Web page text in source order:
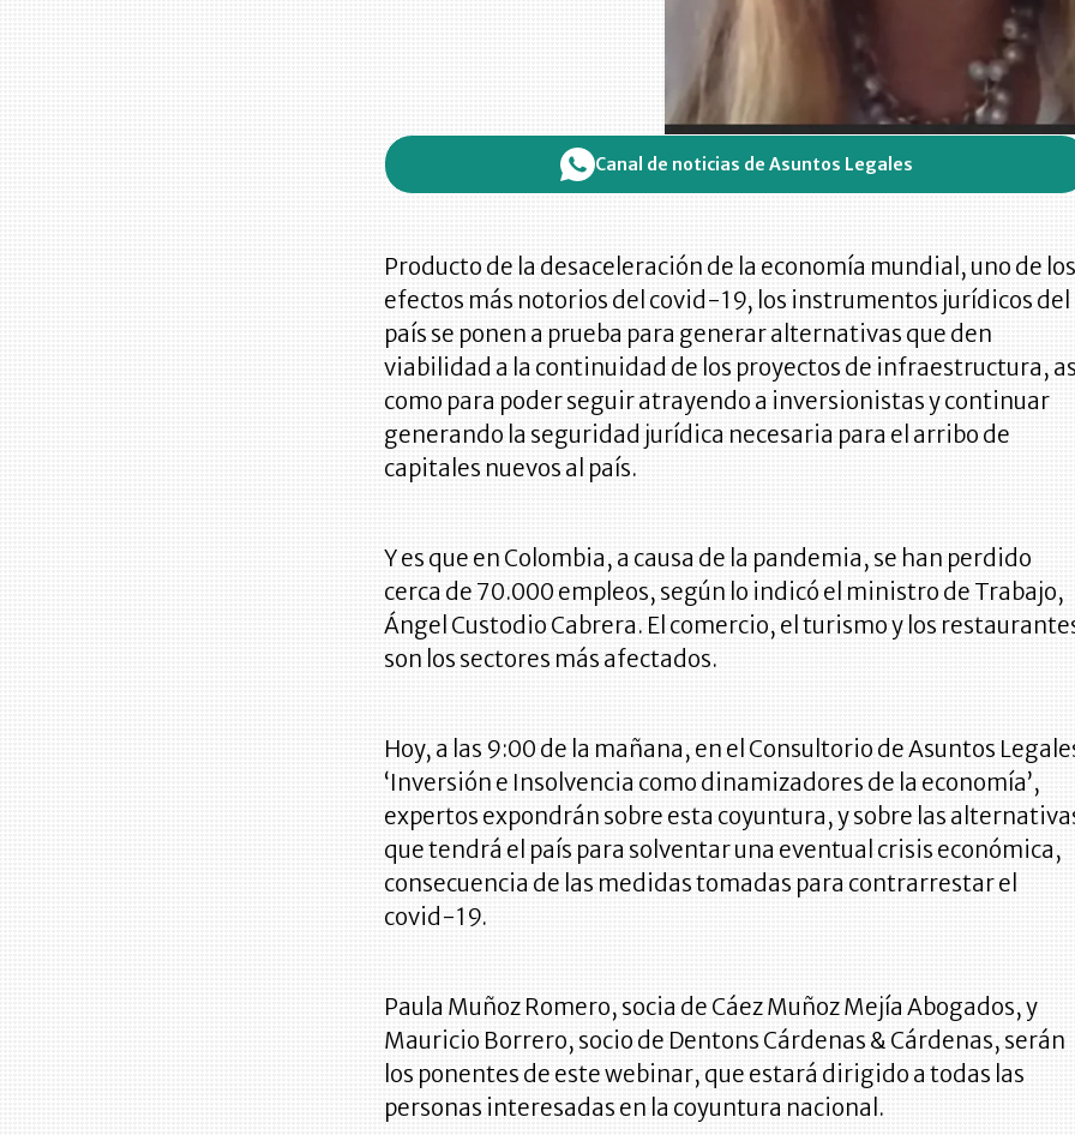
Canal de noticias de Asuntos Legales
Producto de la desaceleración de la economía mundial, uno de los
efectos más notorios del covid-19, los instrumentos jurídicos del
país se ponen a prueba para generar alternativas que den
viabilidad a la continuidad de los proyectos de infraestructura,
como para poder seguir atrayendo a inversionistas y continuar
generando la seguridad jurídica necesaria para el arribo de
capitales nuevos al país.
Y es que en Colombia, a causa de la pandemia, se han perdido
cerca de 70.000 empleos, según lo indicó el ministro de Trabajo,
Ángel Custodio Cabrera. El comercio, el turismo y los
son los sectores más afectados.
Hoy, a las 9:00 de la mañana, en el Consultorio de Asuntos
‘Inversión e Insolvencia como dinamizadores de la economía’,
expertos expondrán sobre esta coyuntura, y sobre las
que tendrá el país para solventar una eventual crisis económica,
consecuencia de las medidas tomadas para contrarrestar el
covid-19.
Paula Muñoz Romero, socia de Cáez Muñoz Mejía Abogados, y
Mauricio Borrero, socio de Dentons Cárdenas & Cárdenas, serán
los ponentes de este webinar, que estará dirigido a todas las
personas interesadas en la coyuntura nacional.